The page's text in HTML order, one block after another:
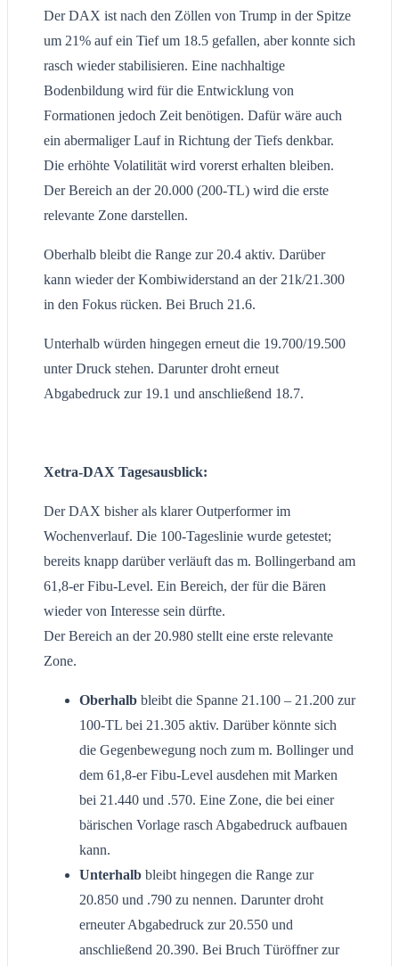
Der DAX ist nach den Zöllen von Trump in der Spitze
um 21% auf ein Tief um 18.5 gefallen, aber konnte sich
rasch wieder stabilisieren. Eine nachhaltige
Bodenbildung wird für die Entwicklung von
Formationen jedoch Zeit benötigen. Dafür wäre auch
ein abermaliger Lauf in Richtung der Tiefs denkbar.
Die erhöhte Volatilität wird vorerst erhalten bleiben.
Der Bereich an der 20.000 (200-TL) wird die erste
relevante Zone darstellen.
Oberhalb bleibt die Range zur 20.4 aktiv. Darüber
kann wieder der Kombiwiderstand an der 21k/21.300
in den Fokus rücken. Bei Bruch 21.6.
Unterhalb würden hingegen erneut die 19.700/19.500
unter Druck stehen. Darunter droht erneut
Abgabedruck zur 19.1 und anschließend 18.7.
Xetra-DAX Tagesausblick:
Der DAX bisher als klarer Outperformer im
Wochenverlauf. Die 100-Tageslinie wurde getestet;
bereits knapp darüber verläuft das m. Bollingerband am
61,8-er Fibu-Level. Ein Bereich, der für die Bären
wieder von Interesse sein dürfte.
Der Bereich an der 20.980 stellt eine erste relevante
Zone.
Oberhalb bleibt die Spanne 21.100 – 21.200 zur
100-TL bei 21.305 aktiv. Darüber könnte sich
die Gegenbewegung noch zum m. Bollinger und
dem 61,8-er Fibu-Level ausdehen mit Marken
bei 21.440 und .570. Eine Zone, die bei einer
bärischen Vorlage rasch Abgabedruck aufbauen
kann.
Unterhalb bleibt hingegen die Range zur
20.850 und .790 zu nennen. Darunter droht
erneuter Abgabedruck zur 20.550 und
anschließend 20.390. Bei Bruch Türöffner zur